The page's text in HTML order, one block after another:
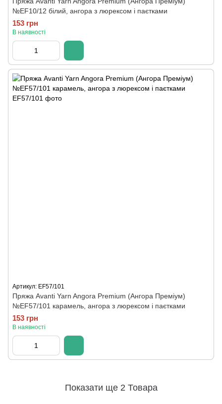
№ЕF10/12 білий, ангора з люрексом і паєтками
153 грн
В наявності
Артикул: ЕF57/101
Пряжа Avanti Yarn Angora Premium (Ангора Преміум)
№ЕF57/101 карамель, ангора з люрексом і паєтками
153 грн
В наявності
Показати ще 2 Товара